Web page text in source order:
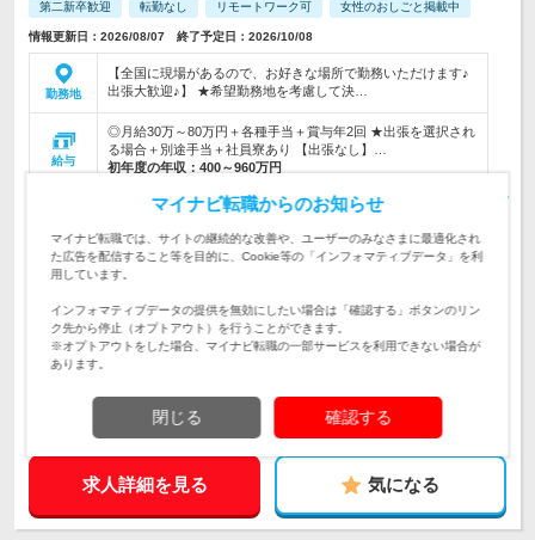
第二新卒歓迎 転勤なし リモートワーク可 女性のおしごと掲載中
情報更新日：2026/08/07 終了予定日：2026/10/08
勤務地
【全国に現場があるので、お好きな場所で勤務いただけます♪
出張大歓迎♪】 ★希望勤務地を考慮して決…
給与
◎月給30万～80万円＋各種手当＋賞与年2回 ★出張を選択され
る場合＋別途手当＋社員寮あり 【出張なし】…
初年度の年収： 400～960万円
【建設チームのサポート業務を行います♪】◎書類作成や現場
なる方
【未経験歓迎！学歴・資格・性別…いずれも不問！】★好きな
勤務地で、安定の建築業界の事務デビューをしませんか？★20
～30代のスタッフ活躍中！
企業データ
設立：2024年4月／本社所在地：愛知県
求人詳細を見る 気になる
マイナビ転職からのお知らせ
マイナビ転職では、サイトの継続的な改善や、ユーザーのみなさまに最適化され
た広告を配信すること等を目的に、Cookie等の「インフォマティブデータ」を利
用しています。
インフォマティブデータの提供を無効にしたい場合は「確認する」ボタンのリン
ク先から停止（オプトアウト）を行うことができます。
※オプトアウトをした場合、マイナビ転職の一部サービスを利用できない場合が
あります。
閉じる 確認する